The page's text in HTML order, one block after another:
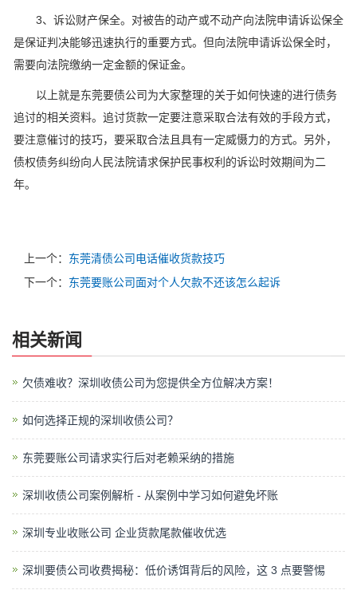
3、诉讼财产保全。对被告的动产或不动产向法院申请诉讼保全
是保证判决能够迅速执行的重要方式。但向法院申请诉讼保全时，
需要向法院缴纳一定金额的保证金。
以上就是东莞要债公司为大家整理的关于如何快速的进行债务
追讨的相关资料。追讨货款一定要注意采取合法有效的手段方式，
要注意催讨的技巧，要采取合法且具有一定威慑力的方式。另外，
债权债务纠纷向人民法院请求保护民事权利的诉讼时效期间为二
年。
上一个： 东莞清债公司电话催收货款技巧
下一个： 东莞要账公司面对个人欠款不还该怎么起诉
相关新闻
欠债难收？深圳收债公司为您提供全方位解决方案！
如何选择正规的深圳收债公司？
东莞要账公司请求实行后对老赖采纳的措施
深圳收债公司案例解析 - 从案例中学习如何避免坏账
深圳专业收账公司 企业货款尾款催收优选
深圳要债公司收费揭秘：低价诱饵背后的风险，这 3 点要警惕